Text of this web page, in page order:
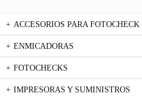
ACCESORIOS PARA FOTOCHECK
ENMICADORAS
FOTOCHECKS
IMPRESORAS Y SUMINISTROS